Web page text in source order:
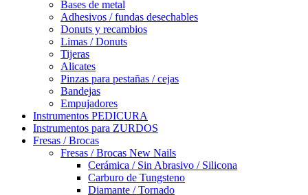
Bases de metal
Adhesivos / fundas desechables
Donuts y recambios
Limas / Donuts
Tijeras
Alicates
Pinzas para pestañas / cejas
Bandejas
Empujadores
Instrumentos PEDICURA
Instrumentos para ZURDOS
Fresas / Brocas
Fresas / Brocas New Nails
Cerámica / Sin Abrasivo / Silicona
Carburo de Tungsteno
Diamante / Tornado